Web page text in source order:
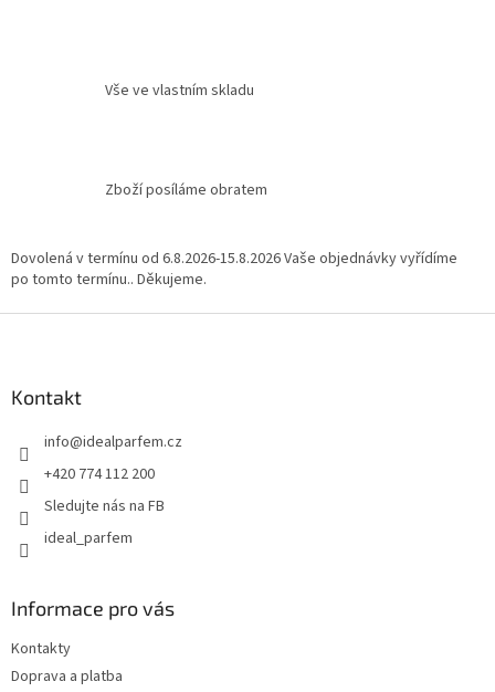
v
p
u
Vše ve vlastním skladu
Zboží posíláme obratem
Dovolená v termínu od 6.8.2026-15.8.2026 Vaše objednávky vyřídíme
po tomto termínu.. Děkujeme.
Kontakt
info@idealparfem.cz
+420 774 112 200
Sledujte nás na FB
ideal_parfem
Informace pro vás
Kontakty
Doprava a platba